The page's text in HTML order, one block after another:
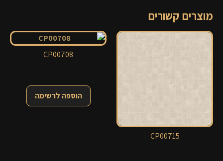
מוצרים קשורים
CP00715
CP00708
הוספה לרשימה